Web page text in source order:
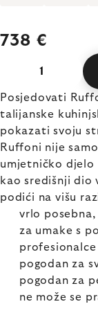
738 €
Posjedovati
talijanske
pokazati svoju
Ruffoni nije
umjetničko djelo
kao središnji dio
podići na višu
vrlo posebna,
za umake s
pogodan za
pogodan za
ne može se